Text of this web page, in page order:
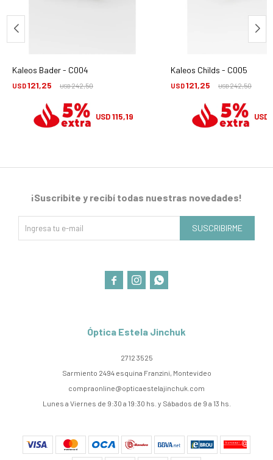
Kaleos Bader - C004
USD121,25 USD242,50
USD 115,19
Kaleos Childs - C005
USD121,25 USD242,50
USD
Óptica Estela Jinchuk
2712 3525
Sarmiento 2494 esquina Franzini, Montevideo
compraonline@opticaestelajinchuk.com
Lunes a Viernes de 9:30 a 19:30 hs. y Sábados de 9 a 13 hs.
¡Suscribite y recibí todas nuestras novedades!
SUSCRIBIRME
  